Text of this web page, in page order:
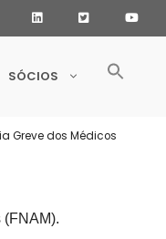
SÓCIOS
Greve dos Médicos